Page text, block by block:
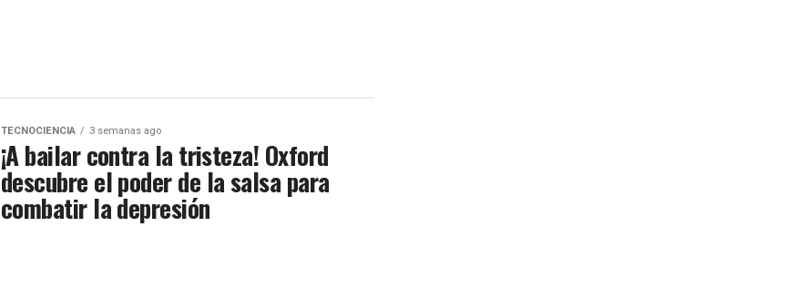
TECNOCIENCIA 3 semanas ago
¡A bailar contra la tristeza! Oxford
descubre el poder de la salsa para
combatir la depresión